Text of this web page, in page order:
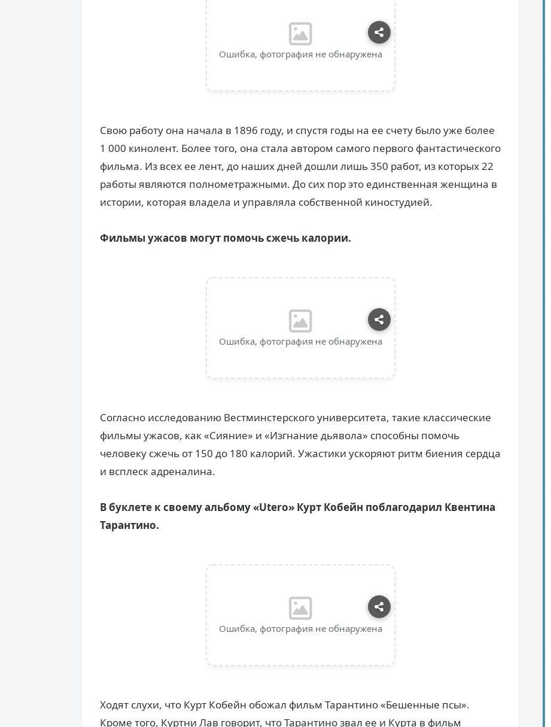
Ошибка, фотография не обнаружена
Свою работу она начала в 1896 году, и спустя годы на ее счету было уже более
1 000 кинолент. Более того, она стала автором самого первого фантастического
фильма. Из всех ее лент, до наших дней дошли лишь 350 работ, из которых 22
работы являются полнометражными. До сих пор это единственная женщина в
истории, которая владела и управляла собственной киностудией.
Фильмы ужасов могут помочь сжечь калории.
Ошибка, фотография не обнаружена
Согласно исследованию Вестминстерского университета, такие классические
фильмы ужасов, как «Сияние» и «Изгнание дьявола» способны помочь
человеку сжечь от 150 до 180 калорий. Ужастики ускоряют ритм биения сердца
и всплеск адреналина.
В буклете к своему альбому «Utero» Курт Кобейн поблагодарил Квентина
Тарантино.
Ошибка, фотография не обнаружена
Ходят слухи, что Курт Кобейн обожал фильм Тарантино «Бешенные псы».
Кроме того, Куртни Лав говорит, что Тарантино звал ее и Курта в фильм